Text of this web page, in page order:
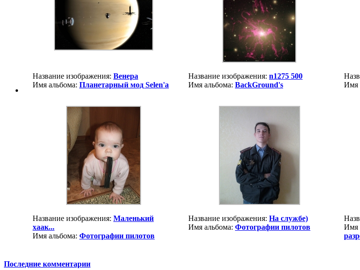
Название изображения: Венера
Имя альбома: Планетарный мод Selen'a
Название изображения: n1275 500
Имя альбома: BackGround's
Имя
Название изображения: Маленький
хаак...
Имя альбома: Фотографии пилотов
Название изображения: На службе)
Имя альбома: Фотографии пилотов
Имя
Последние комментарии